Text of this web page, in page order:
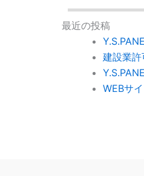
最近の投稿
建設業許
WEBサ